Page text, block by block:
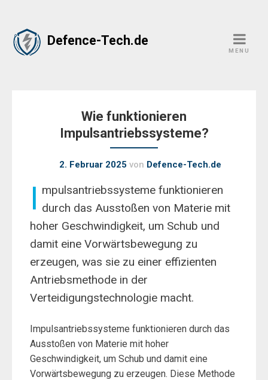
Skip
to
content
Defence-Tech.de
MENU
Wie funktionieren
Impulsantriebssysteme?
2. Februar 2025 von Defence-Tech.de
I mpulsantriebssysteme funktionieren
durch das Ausstoßen von Materie mit
hoher Geschwindigkeit, um Schub und
damit eine Vorwärtsbewegung zu
erzeugen, was sie zu einer effizienten
Antriebsmethode in der
Verteidigungstechnologie macht.
Impulsantriebssysteme funktionieren durch das
Ausstoßen von Materie mit hoher
Geschwindigkeit, um Schub und damit eine
Vorwärtsbewegung zu erzeugen. Diese Methode